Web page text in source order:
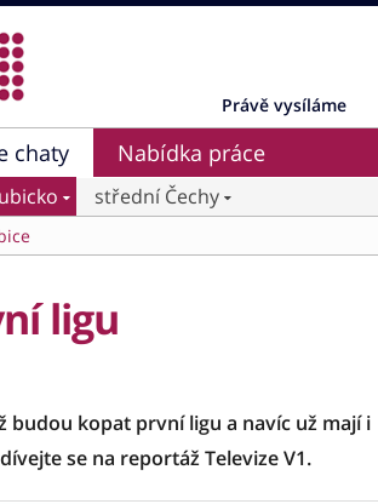
Právě vysíláme
chaty Nabídka práce
střední Čechy
ligu
budou kopat první ligu a navíc už mají i
se na reportáž Televize V1.